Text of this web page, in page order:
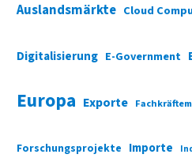
Auslandsmärkte Cloud
Digitalisierung E-Government
Europa Exporte
Forschungsprojekte Importe